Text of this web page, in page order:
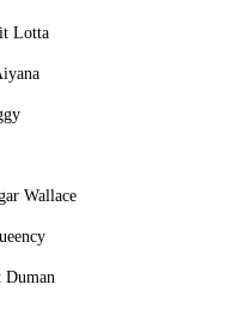
Lotta
Wallace